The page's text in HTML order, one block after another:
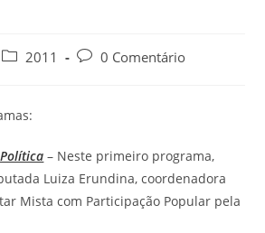
2011 0 Comentário
– Neste primeiro programa,
Luiza Erundina, coordenadora
Mista com Participação Popular pela